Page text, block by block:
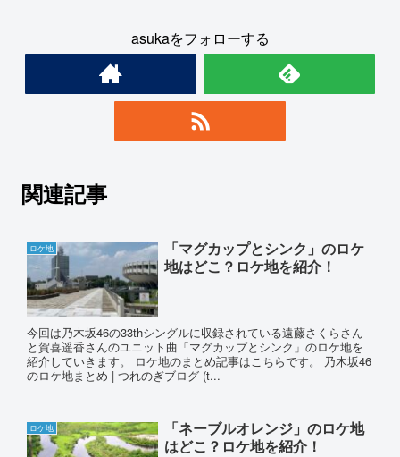
asukaをフォローする
関連記事
ロケ地
「マグカップとシンク」のロケ
地はどこ？ロケ地を紹介！
今回は乃木坂46の33thシングルに収録されている遠藤さくらさん
と賀喜遥香さんのユニット曲「マグカップとシンク」のロケ地を
紹介していきます。 ロケ地のまとめ記事はこちらです。 乃木坂46
のロケ地まとめ | つれのぎブログ (t...
ロケ地
「ネーブルオレンジ」のロケ地
はどこ？ロケ地を紹介！